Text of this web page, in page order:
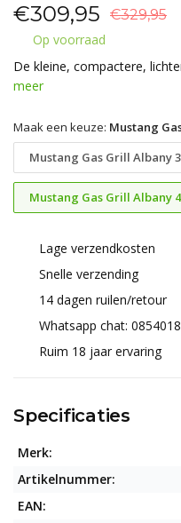
€309,95
€329,95
Op voorraad
De kleine, compactere,
meer
Maak een keuze: Mustang
Mustang Gas Grill Albany 3
Mustang Gas Grill Albany 4
Lage verzendkosten
Snelle verzending
14 dagen ruilen/retour
Whatsapp chat:
Ruim 18 jaar ervaring
Specificaties
Merk:
Artikelnummer:
EAN: